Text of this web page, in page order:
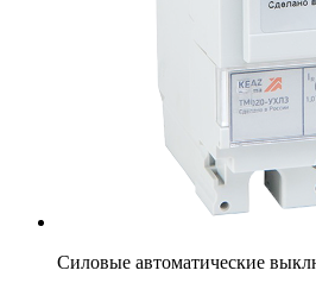
Силовые автоматические